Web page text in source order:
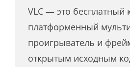
VLC — это бесплатный
платформенный
проигрыватель и
открытым исходным